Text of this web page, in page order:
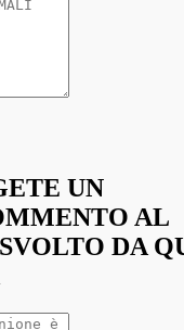
UN
AL
DA